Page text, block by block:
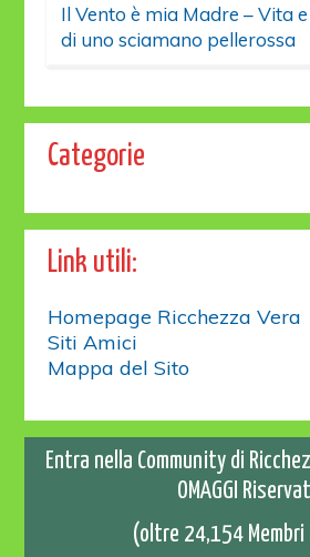
Il Vento è mia Madre – Vita
di uno sciamano pellerossa
Categorie
Link utili:
Homepage Ricchezza Vera
Siti Amici
Mappa del Sito
Entra nella Community di
OMAGGI
(oltre 24,154